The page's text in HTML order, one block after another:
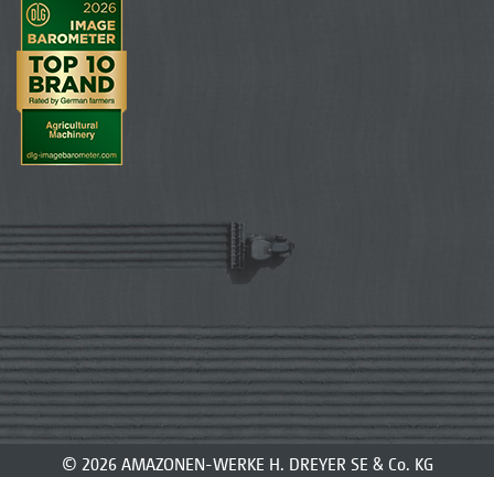
© 2026 AMAZONEN-WERKE H. DREYER SE & Co. KG